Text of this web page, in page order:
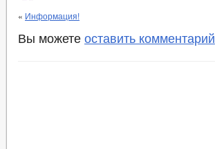
« Информация!
Вы можете оставить комментарий